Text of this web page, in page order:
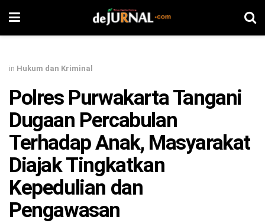
in Hukum dan Kriminal
Polres Purwakarta Tangani
Dugaan Percabulan
Terhadap Anak, Masyarakat
Diajak Tingkatkan
Kepedulian dan
Pengawasan